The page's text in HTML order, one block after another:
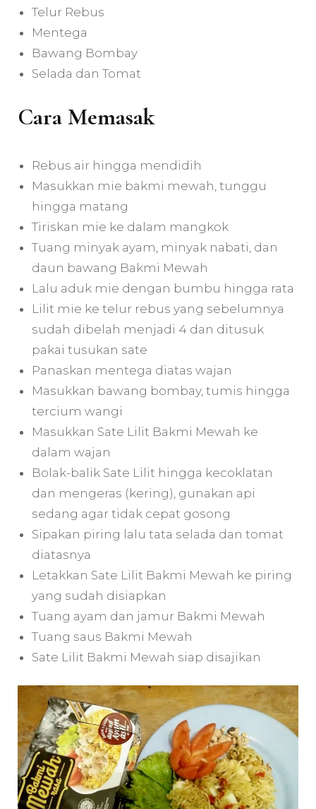
Telur Rebus
Mentega
Bawang Bombay
Selada dan Tomat
Cara Memasak
Rebus air hingga mendidih
Masukkan mie bakmi mewah, tunggu
hingga matang
Tiriskan mie ke dalam mangkok
Tuang minyak ayam, minyak nabati, dan
daun bawang Bakmi Mewah
Lalu aduk mie dengan bumbu hingga rata
Lilit mie ke telur rebus yang sebelumnya
sudah dibelah menjadi 4 dan ditusuk
pakai tusukan sate
Panaskan mentega diatas wajan
Masukkan bawang bombay, tumis hingga
tercium wangi
Masukkan Sate Lilit Bakmi Mewah ke
dalam wajan
Bolak-balik Sate Lilit hingga kecoklatan
dan mengeras (kering), gunakan api
sedang agar tidak cepat gosong
Sipakan piring lalu tata selada dan tomat
diatasnya
Letakkan Sate Lilit Bakmi Mewah ke piring
yang sudah disiapkan
Tuang ayam dan jamur Bakmi Mewah
Tuang saus Bakmi Mewah
Sate Lilit Bakmi Mewah siap disajikan